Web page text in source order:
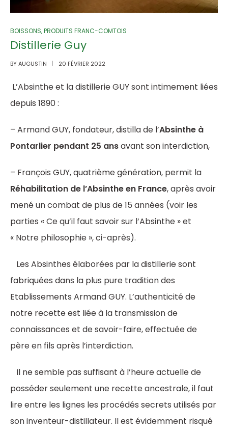
BOISSONS,PRODUITS FRANC-COMTOIS
Distillerie Guy
BYAUGUSTIN 20 FÉVRIER 2022
L’Absinthe et la distillerie GUY sont intimement liées
depuis 1890 :
– Armand GUY, fondateur, distilla de l’Absinthe à
Pontarlier pendant 25 ansavant son interdiction,
– François GUY, quatrième génération, permit la
Réhabilitation de l’Absinthe en France, après avoir
mené un combat de plus de 15 années (voir les
parties « Ce qu’il faut savoir sur l’Absinthe » et
« Notre philosophie », ci-après).
Les Absinthes élaborées par la distillerie sont
fabriquées dans la plus pure tradition des
Etablissements Armand GUY. L’authenticité de
notre recette est liée à la transmission de
connaissances et de savoir-faire, effectuée de
père en fils après l’interdiction.
Il ne semble pas suffisant à l’heure actuelle de
posséder seulement une recette ancestrale, il faut
lire entre les lignes les procédés secrets utilisés par
son inventeur-distillateur. Il est évidemment risqué